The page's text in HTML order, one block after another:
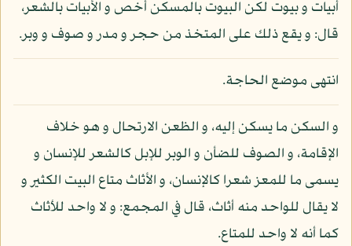
أبيات و بيوت لكن البيوت بالمسكن أخص و الأبيات بالشعر،
قال: و يقع ذلك على المتخذ من حجر و مدر و صوف و وبر.
انتهى موضع الحاجة.
و السكن ما يسكن إليه، و الظعن الارتحال و هو خلاف
الإقامة، و الصوف للضأن و الوبر للإبل كالشعر للإنسان و
يسمى ما للمعز شعرا كالإنسان، و الأثاث متاع البيت الكثير و
لا يقال للواحد منه أثاث، قال في المجمع: و لا واحد للأثاث
كما أنه لا واحد للمتاع.